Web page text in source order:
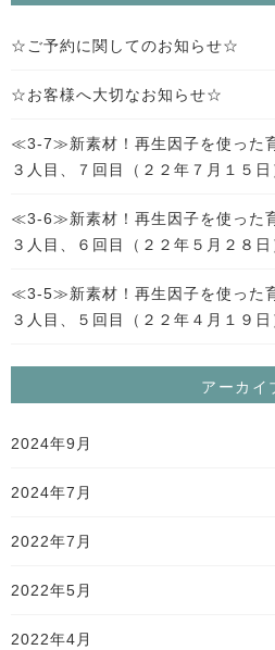
☆ご予約に関してのお知らせ☆
☆お客様へ大切なお知らせ☆
≪3-7≫新素材！再生因子を使った
３人目、７回目（２２年７月１５日
≪3-6≫新素材！再生因子を使った
３人目、６回目（２２年５月２８日
≪3-5≫新素材！再生因子を使った
３人目、５回目（２２年４月１９日
アーカイ
2024年9月
2024年7月
2022年7月
2022年5月
2022年4月